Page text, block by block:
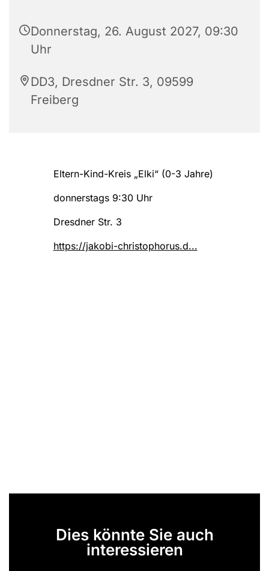
Donnerstag, 26. August 2027, 09:30
Uhr
DD3, Dresdner Str. 3, 09599
Freiberg
Eltern-Kind-Kreis „Elki“ (0-3 Jahre)
donnerstags 9:30 Uhr
Dresdner Str. 3
https://jakobi-christophorus.d...
Dies könnte Sie auch
interessieren